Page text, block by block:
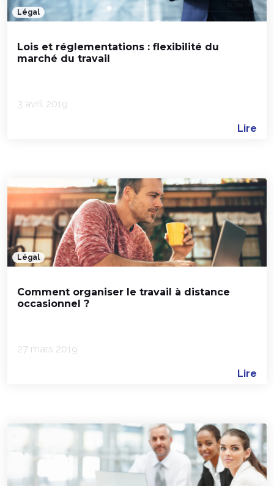
Légal
Lois et réglementations : flexibilité du
marché du travail
3 avril 2019
Lire
Légal
Comment organiser le travail à distance
occasionnel ?
27 mars 2019
Lire